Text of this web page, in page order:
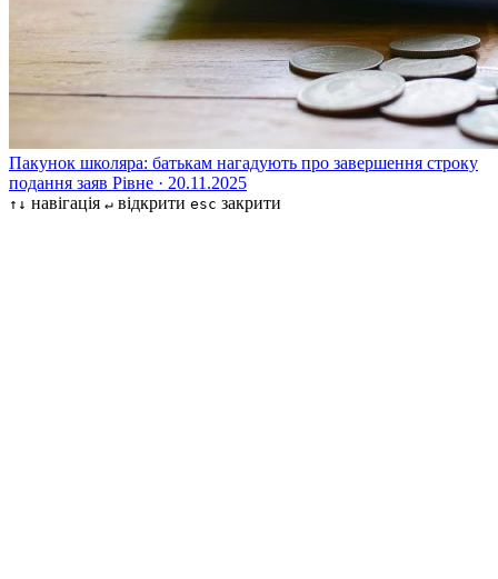
Пакунок школяра: батькам нагадують про завершення строку
подання заяв Рівне · 20.11.2025
↑↓ навігація ↵ відкрити esc закрити